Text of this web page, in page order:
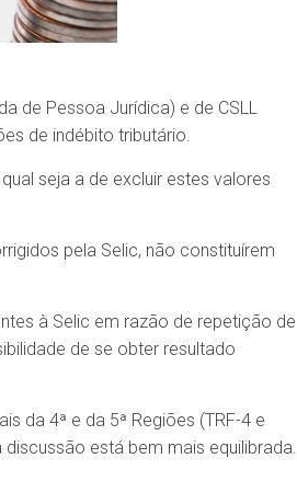
de Pessoa Jurídica) e de CSLL
de indébito tributário.
seja a de excluir estes valores
pela Selic, não constituírem
à Selic em razão de repetição de
de se obter resultado
da 4ª e da 5ª Regiões (TRF-4 e
está bem mais equilibrada.